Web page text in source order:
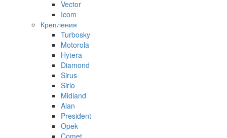
Vector
Icom
Крепления
Turbosky
Motorola
Hytera
Diamond
Sirus
Sirio
Midland
Alan
President
Opek
Comet